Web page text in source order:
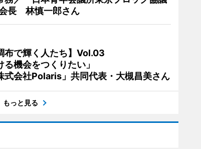
長 林慎一郎さん
布で輝く人たち】Vol.03
る機会をつくりたい」
式会社Polaris」共同代表・大槻昌美さん
もっと見る